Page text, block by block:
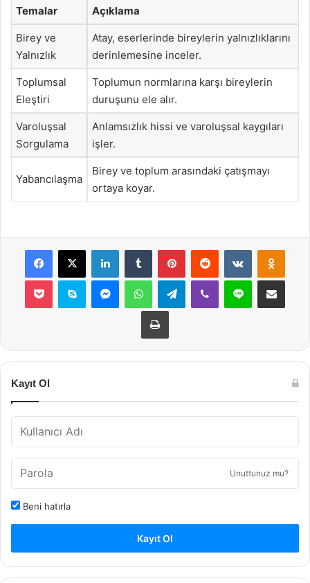
Temalar Açıklama
Birey ve
Yalnızlık
Atay, eserlerinde bireylerin yalnızlıklarını
derinlemesine inceler.
Toplumsal
Eleştiri
Toplumun normlarına karşı bireylerin
duruşunu ele alır.
Varoluşsal
Sorgulama
Anlamsızlık hissi ve varoluşsal kaygıları
işler.
Yabancılaşma
Birey ve toplum arasındaki çatışmayı
ortaya koyar.
Facebook
X LinkedInTumblr PinterestReddit VKontakte
Pocket Skype MessengerWhatsAppTelegramViber Line E-Posta ile
Yazdır
Kayıt Ol
Unuttunuz mu?
Beni hatırla
Kayıt Ol